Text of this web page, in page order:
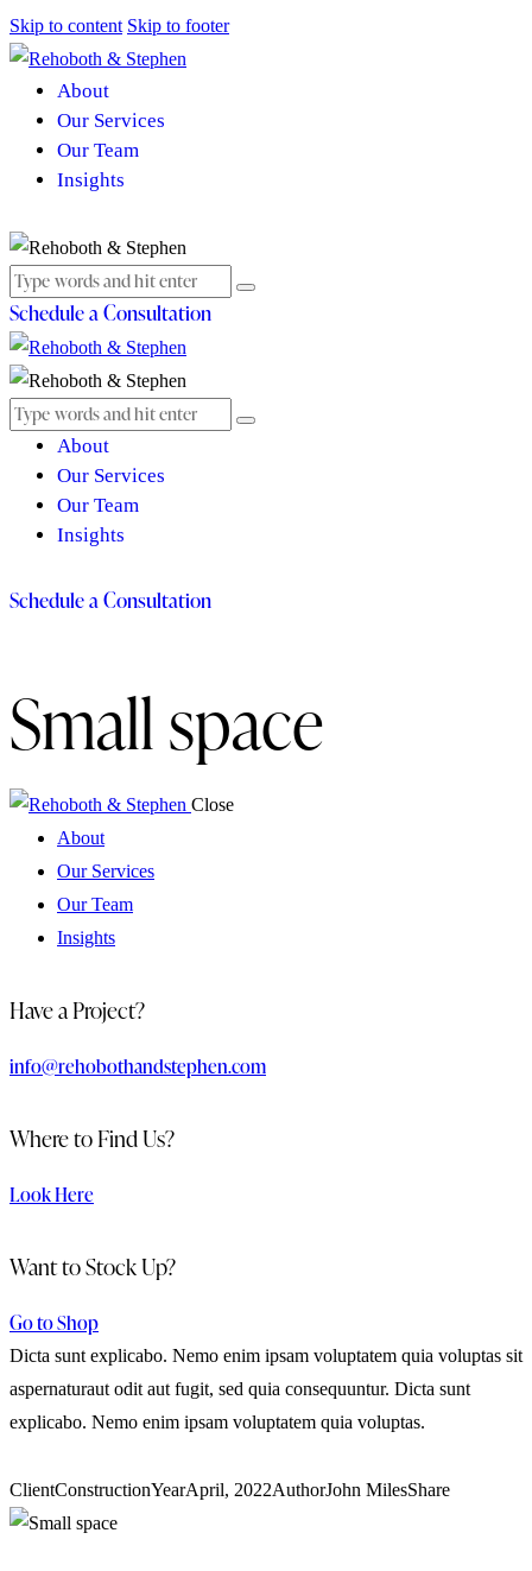
Skip to content Skip to footer
About
Our Services
Our Team
Insights
Schedule a Consultation
About
Our Services
Our Team
Insights
Schedule a Consultation
Small space
Close
About
Our Services
Our Team
Insights
Have a Project?
info@rehobothandstephen.com
Where to Find Us?
Look Here
Want to Stock Up?
Go to Shop
Dicta sunt explicabo. Nemo enim ipsam voluptatem quia voluptas sit
aspernaturaut odit aut fugit, sed quia consequuntur. Dicta sunt
explicabo. Nemo enim ipsam voluptatem quia voluptas.
ClientConstructionYearApril, 2022AuthorJohn MilesShare